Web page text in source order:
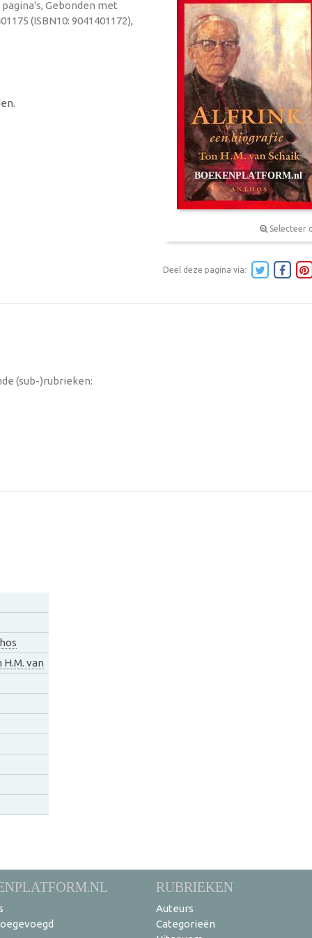
pagina's, Gebonden met
(ISBN10: 9041401172),
Selecteer
Deel deze pagina via:
(sub-)rubrieken:
H.M. van
RUBRIEKEN
Auteurs
Categorieën